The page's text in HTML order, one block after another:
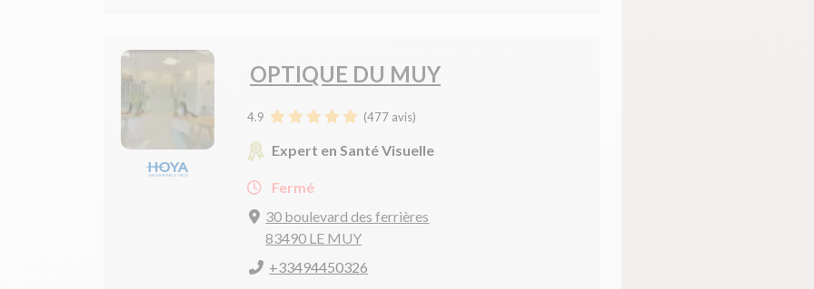
OPTIQUE DU MUY
4.9 (477 avis)
Expert en Santé Visuelle
Fermé
30 boulevard des ferrières
83490 LE MUY
+33494450326